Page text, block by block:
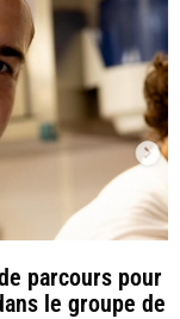
parcours pour
le groupe de